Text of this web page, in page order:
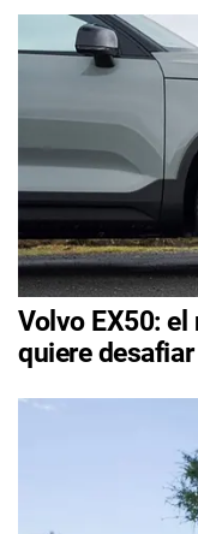
Volvo EX50:
quiere